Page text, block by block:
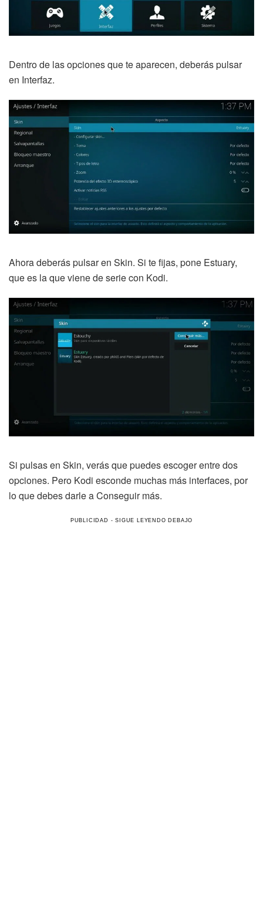
Dentro de las opciones que te aparecen, deberás pulsar
en Interfaz.
Ahora deberás pulsar en Skin. Si te fijas, pone Estuary,
que es la que viene de serie con Kodi.
Si pulsas en Skin, verás que puedes escoger entre dos
opciones. Pero Kodi esconde muchas más interfaces, por
lo que debes darle a Conseguir más.